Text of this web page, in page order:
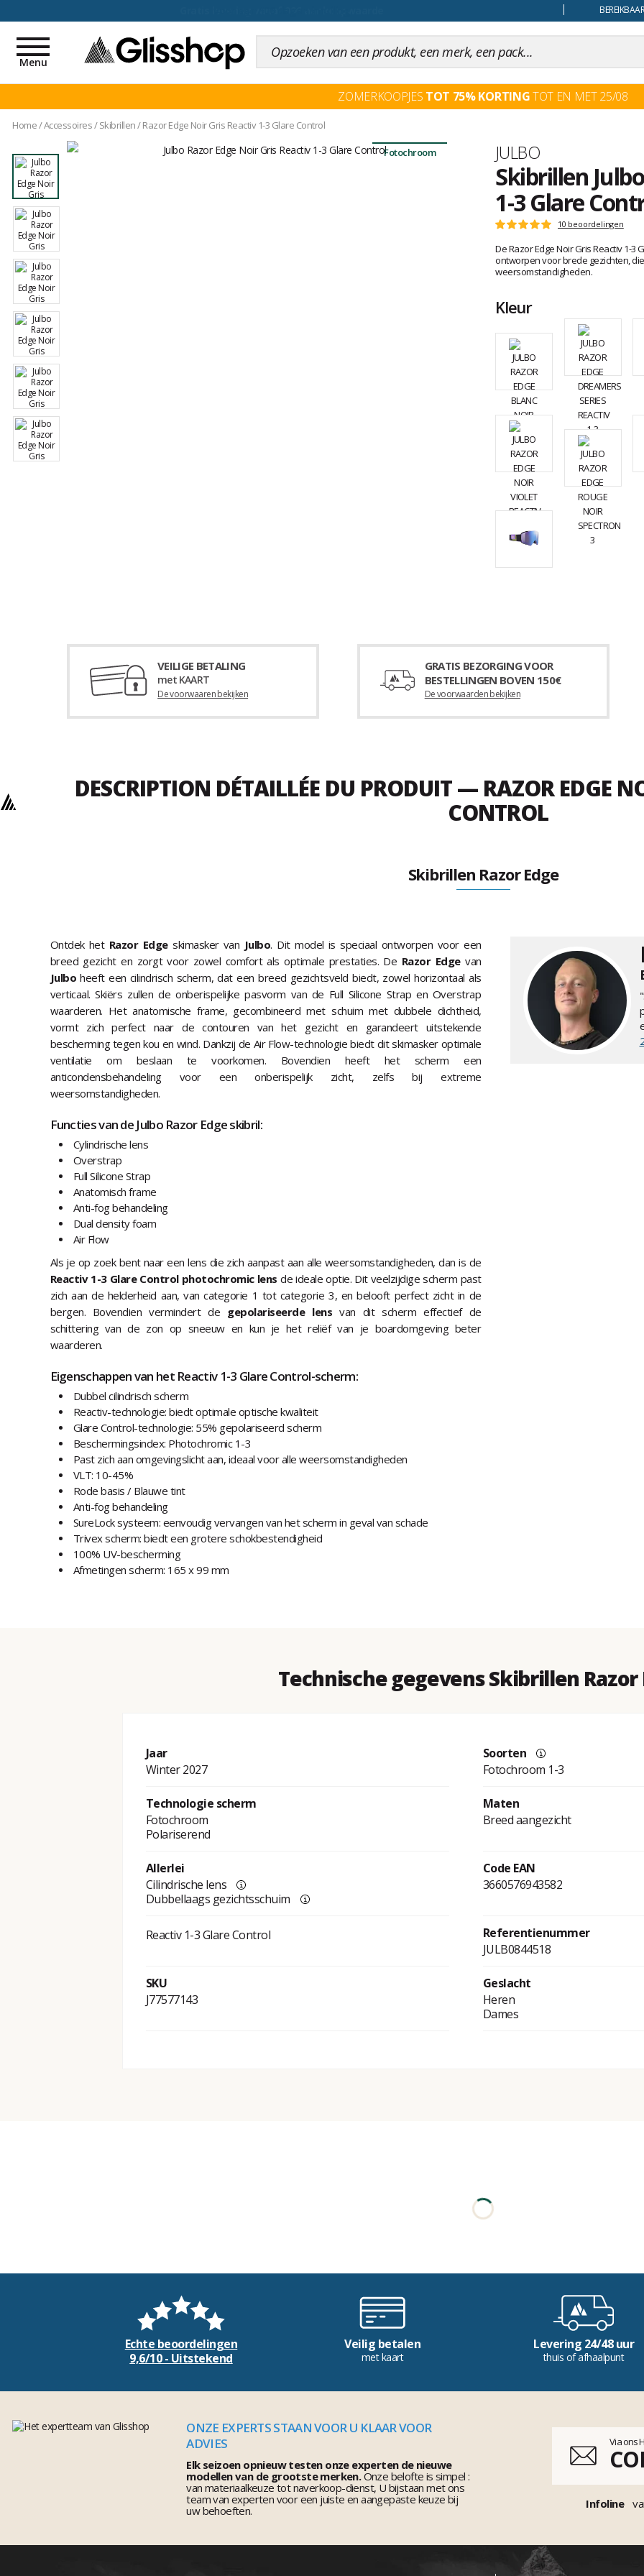
Toggle
navigation
Menu
ZOMERKOOPJES TOT 75% KORTINGTOT EN MET 25/08
Home/Accessoires/Skibrillen/Razor Edge Noir Gris Reactiv 1-3 Glare Control
Fotochroom Merk
JULBO
Skibrillen
1-3 Glare
Het
van
klanten
Score
:
5
op
10 beoordelingen
De Razor Edge Noir Gris Reactiv 1-
ontworpen voor brede gezichten,
weersomstandigheden.
Kleur
VEILIGE BETALING
met KAART
De voorwaaren bekijken
GRATIS BEZORGING VOOR
BESTELLINGEN BOVEN 150€
De voorwaarden bekijken
DESCRIPTION DÉTAILLÉE DU PRODUIT — RAZOR EDGE
CONTROL
Skibrillen Razor Edge
Ontdek het Razor Edgeskimasker van Julbo. Dit model is speciaal ontworpen voor een
breed gezicht en zorgt voor zowel comfort als optimale prestaties. De Razor Edgevan
Julbo heeft een cilindrisch scherm, dat een breed gezichtsveld biedt, zowel horizontaal als
verticaal. Skiërs zullen de onberispelijke pasvorm van de Full Silicone Strap en Overstrap
waarderen. Het anatomische frame, gecombineerd met schuim met dubbele dichtheid,
vormt zich perfect naar de contouren van het gezicht en garandeert uitstekende
bescherming tegen kou en wind. Dankzij de Air Flow-technologie biedt dit skimasker optimale
ventilatie om beslaan te voorkomen. Bovendien heeft het scherm een
anticondensbehandeling voor een onberispelijk zicht, zelfs bij extreme
weersomstandigheden.
Functies van de Julbo Razor Edge skibril:
Cylindrische lens
Overstrap
Full Silicone Strap
Anatomisch frame
Anti-fog behandeling
Dual density foam
Air Flow
Als je op zoek bent naar een lens die zich aanpast aan alle weersomstandigheden, dan is de
Reactiv 1-3 Glare Control photochromic lens de ideale optie. Dit veelzijdige scherm past
zich aan de helderheid aan, van categorie 1 tot categorie 3, en belooft perfect zicht in de
bergen. Bovendien vermindert de gepolariseerde lens van dit scherm effectief de
schittering van de zon op sneeuw en kun je het reliëf van je boardomgeving beter
waarderen.
Eigenschappen van het Reactiv 1-3 Glare Control-scherm:
Dubbel cilindrisch scherm
Reactiv-technologie: biedt optimale optische kwaliteit
Glare Control-technologie: 55% gepolariseerd scherm
Beschermingsindex: Photochromic 1-3
Past zich aan omgevingslicht aan, ideaal voor alle weersomstandigheden
VLT: 10-45%
Rode basis / Blauwe tint
Anti-fog behandeling
SureLock systeem: eenvoudig vervangen van het scherm in geval van schade
Trivex scherm: biedt een grotere schokbestendigheid
100% UV-bescherming
Afmetingen scherm: 165 x 99 mm
Technische gegevens Skibrillen Razor
Jaar
Winter 2027
Soorten
Fotochroom 1-3
Technologie scherm
Fotochroom
Polariserend
Maten
Breed aangezicht
Allerlei
Cilindrische lens
Dubbellaags gezichtsschuim
Code EAN
3660576943582
Reactiv 1-3 Glare Control
Referentienummer
JULB0844518
SKU
J77577143
Geslacht
Heren
Dames
Echte beoordelingen
9,6/10 - Uitstekend
Veilig betalen
met kaart
Levering 24/48 uur
thuis of afhaalpunt
ONZE EXPERTS STAAN VOOR U KLAAR VOOR
ADVIES
Elk seizoen opnieuw testen onze experten de nieuwe
modellen van de grootste merken.Onze belofte is simpel :
van materiaalkeuze tot naverkoop-dienst, U bijstaan met ons
team van experten voor een juiste en aangepaste keuze bij
uw behoeften.
Via ons
Infoline